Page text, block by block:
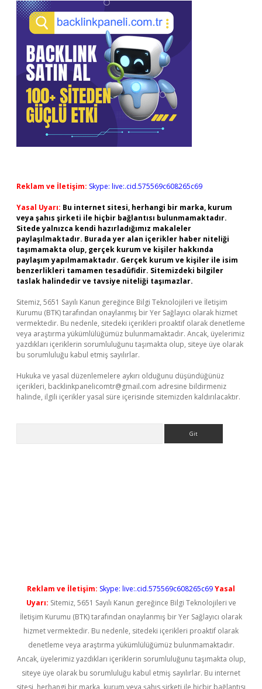
Reklam ve İletişim: Skype: live:.cid.575569c608265c69
Yasal Uyarı: Bu internet sitesi, herhangi bir marka, kurum
veya şahıs şirketi ile hiçbir bağlantısı bulunmamaktadır.
Sitede yalnızca kendi hazırladığımız makaleler
paylaşılmaktadır. Burada yer alan içerikler haber niteliği
taşımamakta olup, gerçek kurum ve kişiler hakkında
paylaşım yapılmamaktadır. Gerçek kurum ve kişiler ile isim
benzerlikleri tamamen tesadüfidir. Sitemizdeki bilgiler
taslak halindedir ve tavsiye niteliği taşımazlar.
Sitemiz, 5651 Sayılı Kanun gereğince Bilgi Teknolojileri ve İletişim
Kurumu (BTK) tarafından onaylanmış bir Yer Sağlayıcı olarak hizmet
vermektedir. Bu nedenle, sitedeki içerikleri proaktif olarak denetleme
veya araştırma yükümlülüğümüz bulunmamaktadır. Ancak, üyelerimiz
yazdıkları içeriklerin sorumluluğunu taşımakta olup, siteye üye olarak
bu sorumluluğu kabul etmiş sayılırlar.
Hukuka ve yasal düzenlemelere aykırı olduğunu düşündüğünüz
içerikleri, backlinkpanelicomtr@gmail.com adresine bildirmeniz
halinde, ilgili içerikler yasal süre içerisinde sitemizden kaldırılacaktır.
Reklam ve İletişim: Skype: live:.cid.575569c608265c69Yasal
Uyarı: Sitemiz, 5651 Sayılı Kanun gereğince Bilgi Teknolojileri ve
İletişim Kurumu (BTK) tarafından onaylanmış bir Yer Sağlayıcı olarak
hizmet vermektedir. Bu nedenle, sitedeki içerikleri proaktif olarak
denetleme veya araştırma yükümlülüğümüz bulunmamaktadır.
Ancak, üyelerimiz yazdıkları içeriklerin sorumluluğunu taşımakta olup,
siteye üye olarak bu sorumluluğu kabul etmiş sayılırlar. Bu internet
sitesi, herhangi bir marka, kurum veya şahıs şirketi ile hiçbir bağlantısı